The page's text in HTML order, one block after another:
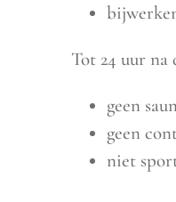
Tot 24 uur na
geen
geen
niet